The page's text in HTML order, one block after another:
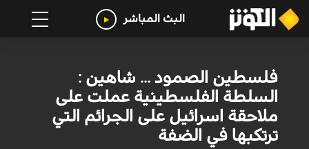
البث المباشر
فلسطين الصمود ... شاهين :
السلطة الفلسطينية عملت على
ملاحقة اسرائيل على الجرائم التي
ترتكبها في الضفة